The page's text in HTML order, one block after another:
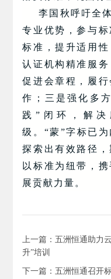
李国秋呼吁全
专业优势，参与
标准，提升适用性
认证机构精准服
促进会章程，履
作；三是强化多
践”闭环，解
级。“蒙”字标已
探索出有效路径，
以标准为纽带，
展贡献力量。
上一篇：五洲恒通助力
升”培训
下一篇：五洲恒通召开